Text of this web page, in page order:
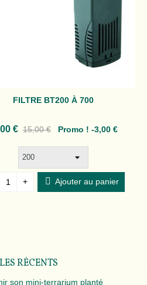
Aimer
FILTRE BT200 À 700
€ 15,00 € Promo ! -3,00 €
+ Ajouter au panier
RÉCENTS
son mini-terrarium planté